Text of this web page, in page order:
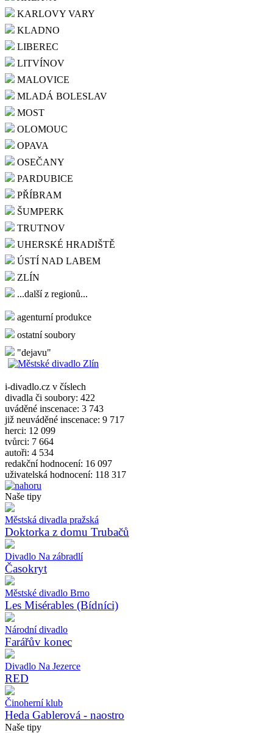
KARLOVY VARY
KLADNO
LIBEREC
LITVÍNOV
MALOVICE
MLADÁ BOLESLAV
MOST
OLOMOUC
OPAVA
OSEČANY
PARDUBICE
PŘÍBRAM
ŠUMPERK
TRUTNOV
UHERSKÉ HRADIŠTĚ
ÚSTÍ NAD LABEM
ZLÍN
...další z regionů...
agenturní produkce
ostatní soubory
"dejavu"
i-divadlo.cz v číslech
divadla či soubory: 422
uváděné inscenace: 3 743
již neuváděné inscenace: 9 717
herci: 12 099
tvůrci: 7 664
autoři: 4 534
redakční hodnocení: 16 097
uživatelská hodnocení: 118 317
Naše tipy
Městská divadla pražská
Doktorka z domu Trubačů
Divadlo Na zábradlí
Časokryt
Městské divadlo Brno
Les Misérables (Bídníci)
Národní divadlo
Farářův konec
Divadlo Na Jezerce
RED
Činoherní klub
Heda Gablerová - naostro
Naše tipy